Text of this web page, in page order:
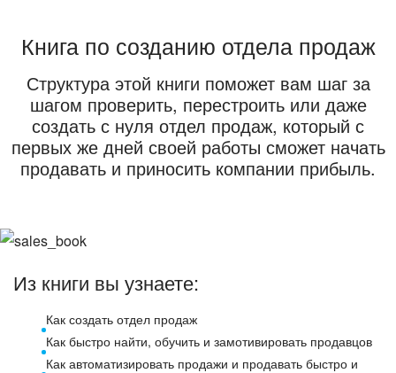
ВНЕДРЕНИЕ
ПОЛЕЗНОЕ
ПОДДЕРЖКА
Книга по созданию отдела продаж
Структура этой книги поможет вам шаг за
шагом проверить, перестроить или даже
создать с нуля отдел продаж, который с
первых же дней своей работы сможет начать
продавать и приносить компании прибыль.
Из книги вы узнаете:
Как создать отдел продаж
Как быстро найти, обучить и замотивировать продавцов
Как автоматизировать продажи и продавать быстро и